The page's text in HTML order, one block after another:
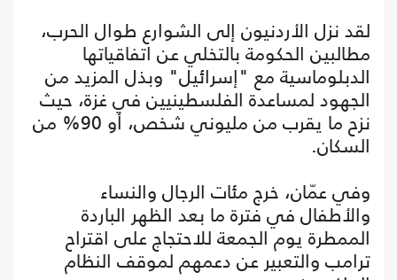
لقد نزل الأردنيون إلى الشوارع طوال الحرب،
مطالبين الحكومة بالتخلي عن اتفاقياتها
الدبلوماسية مع "إسرائيل" وبذل المزيد من
الجهود لمساعدة الفلسطينيين في غزة، حيث
نزح ما يقرب من مليوني شخص، أو 90% من
السكان.
وفي عمّان، خرج مئات الرجال والنساء
والأطفال في فترة ما بعد الظهر الباردة
الممطرة يوم الجمعة للاحتجاج على اقتراح
ترامب والتعبير عن دعمهم لموقف النظام